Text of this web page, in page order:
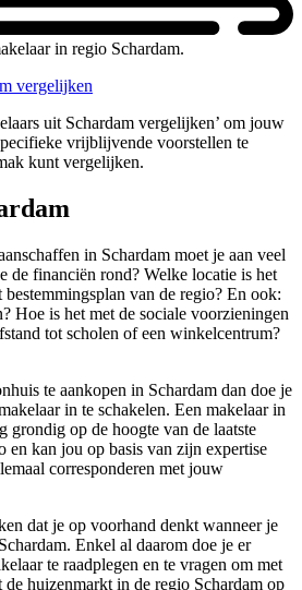
in regio Schardam.
vergelijken
uit Schardam vergelijken’ om jouw
vrijblijvende voorstellen te
kunt vergelijken.
in Schardam moet je aan veel
de financiën rond? Welke locatie is het
bestemmingsplan van de regio? En ook:
Hoe is het met de sociale voorzieningen
tot scholen of een winkelcentrum?
te aankopen in Schardam dan doe je
in te schakelen. Een makelaar in
grondig op de hoogte van de laatste
kan jou op basis van zijn expertise
corresponderen met jouw
dat je op voorhand denkt wanneer je
Enkel al daarom doe je er
te raadplegen en te vragen om met
huizenmarkt in de regio Schardam op